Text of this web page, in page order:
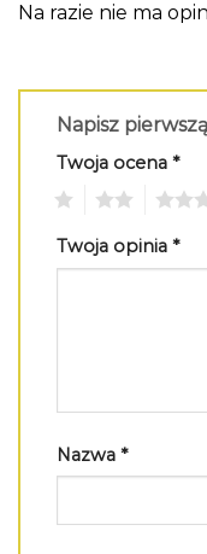
Na razie nie ma
Napisz
Twoja ocena *
Twoja opinia *
Nazwa *